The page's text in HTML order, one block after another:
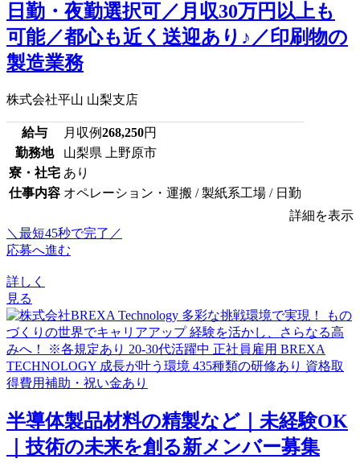
日勤・夜勤選択可／月収30万円以上も
可能／都心も近く送迎あり♪／印刷物の
製造業務
株式会社平山 山梨支店
給与 月収例268,250円
勤務地
山梨県 上野原市
寮・社宅 あり
仕事内容 オペレーション・運搬 / 製紙系工場 / 日勤
詳細を表示
＼最短45秒で完了／
応募へ進む
詳しく
見る
半導体製品材料の精製など｜未経験OK
｜技術の未来を創る新メンバー募集